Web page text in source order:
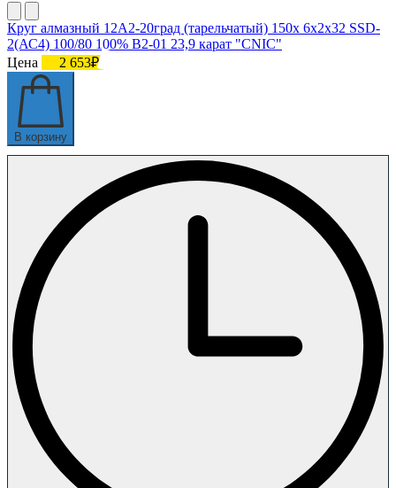
Круг алмазный 12А2-20град (тарельчатый) 150х 6х2х32 SSD-
2(АС4) 100/80 100% В2-01 23,9 карат "CNIC"
Цена
2 653₽
В корзину